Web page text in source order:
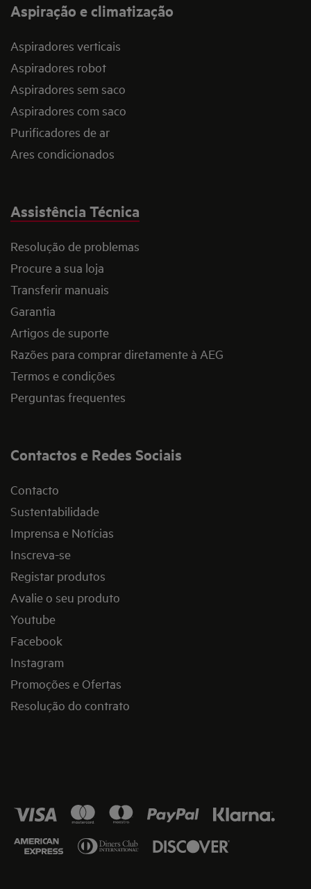
Aspiração e climatização
Aspiradores verticais
Aspiradores robot
Aspiradores sem saco
Aspiradores com saco
Purificadores de ar
Ares condicionados
Assistência Técnica
Resolução de problemas
Procure a sua loja
Transferir manuais
Garantia
Artigos de suporte
Razões para comprar diretamente à AEG
Termos e condições
Perguntas frequentes
Contactos e Redes Sociais
Contacto
Sustentabilidade
Imprensa e Notícias
Inscreva-se
Registar produtos
Avalie o seu produto
Youtube
Facebook
Instagram
Promoções e Ofertas
Resolução do contrato